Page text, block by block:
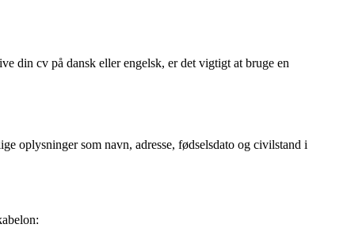
din cv på dansk eller engelsk, er det vigtigt at bruge en
oplysninger som navn, adresse, fødselsdato og civilstand i